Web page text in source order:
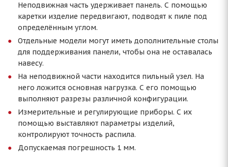
Неподвижная часть удерживает панель. С помощью
каретки изделие передвигают, подводят к пиле под
определённым углом.
Отдельные модели могут иметь дополнительные столы
для поддерживания панели, чтобы она не оставалась
навесу.
На неподвижной части находится пильный узел. На
него ложится основная нагрузка. С его помощью
выполняют разрезы различной конфигурации.
Измерительные и регулирующие приборы. С их
помощью выставляют параметры изделий,
контролируют точность распила.
Допускаемая погрешность 1 мм.